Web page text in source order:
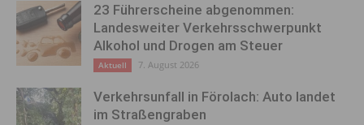
23 Führerscheine abgenommen:
Landesweiter Verkehrsschwerpunkt
Alkohol und Drogen am Steuer
Aktuell 7. August 2026
Verkehrsunfall in Förolach: Auto landet
im Straßengraben